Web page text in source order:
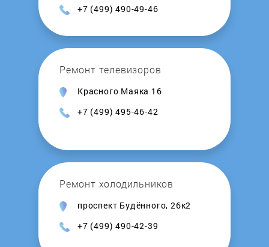
+7 (499) 490-49-46
Ремонт телевизоров
Красного Маяка 16
+7 (499) 495-46-42
Ремонт холодильников
проспект Будённого, 26к2
+7 (499) 490-42-39